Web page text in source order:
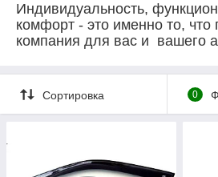
Индивидуальность,
комфорт - это именно то, что
компания для вас и вашего
Сортировка 0